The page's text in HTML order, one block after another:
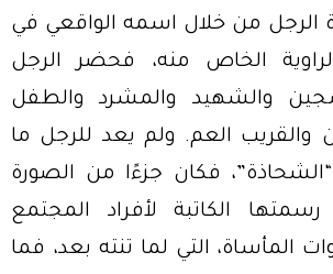
من خلال اسمه الواقعي في
الخاص منه، فحضر الرجل
والشهيد والمشرد والطفل
والقريب العم. ولم يعد للرجل ما
فكان جزءًا من الصورة
الكاتبة لأفراد المجتمع
المأساة، التي لما تنته بعد، فما